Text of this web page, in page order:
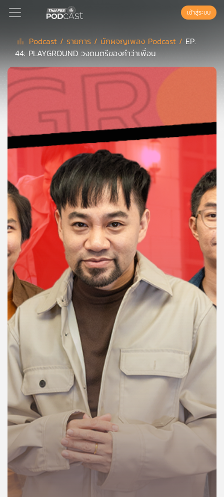
Podcast
เพล
ย์
แนะนำ
ย์
ลิ
สต์
ของ
คุณ
เพลง
บทความ
ข่าว
กิจกรรม
เกี่ยว
กับ
เรา
เครือ
ข่าย
เข้าสู่ระบบ
Podcast / รายการ / นักผจญเพลง Podcast / EP.
44: PLAYGROUND วงดนตรีของคำว่าเพื่อน